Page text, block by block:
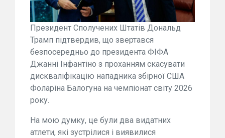
Президент Сполучених Штатів Дональд
Трамп підтвердив, що звертався
безпосередньо до президента ФІФА
Джанні Інфантіно з проханням скасувати
дискваліфікацію нападника збірної США
Фоларіна Балогуна на чемпіонат світу 2026
року.
На мою думку, це були два видатних
атлети, які зустрілися і виявилися